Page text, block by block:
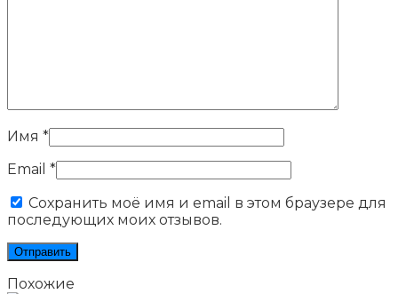
Имя *
Email *
Сохранить моё имя и email в этом браузере для
последующих моих отзывов.
Похожие